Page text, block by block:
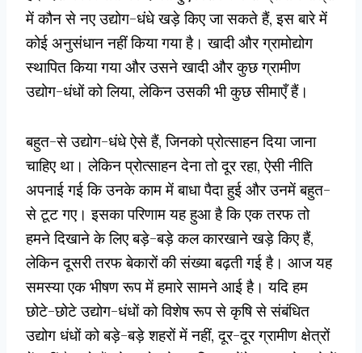
में कौन से नए उ‌द्योग-धंधे खड़े किए जा सकते हैं, इस बारे में
कोई अनुसंधान नहीं किया गया है। खादी और ग्रामोद्योग
स्थापित किया गया और उसने खादी और कुछ ग्रामीण
उ‌द्योग-धंधों को लिया, लेकिन उसकी भी कुछ सीमाएँ हैं।
बहुत-से उद्योग-धंधे ऐसे हैं, जिनको प्रोत्साहन दिया जाना
चाहिए था। लेकिन प्रोत्साहन देना तो दूर रहा, ऐसी नीति
अपनाई गई कि उनके काम में बाधा पैदा हुई और उनमें बहुत-
से टूट गए। इसका परिणाम यह हुआ है कि एक तरफ तो
हमने दिखाने के लिए बड़े-बड़े कल कारखाने खड़े किए हैं,
लेकिन दूसरी तरफ बेकारों की संख्या बढ़ती गई है। आज यह
समस्या एक भीषण रूप में हमारे सामने आई है। यदि हम
छोटे-छोटे उ‌द्योग-धंधों को विशेष रूप से कृषि से संबंधित
उ‌द्योग धंधों को बड़े-बड़े शहरों में नहीं, दूर-दूर ग्रामीण क्षेत्रों